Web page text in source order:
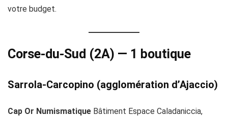
votre budget.
Corse-du-Sud (2A) — 1 boutique
Sarrola-Carcopino (agglomération d’Ajaccio)
Cap Or Numismatique Bâtiment Espace Caladaniccia,